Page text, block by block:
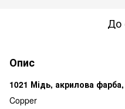
До
Опис
1021 Мідь, акрилова
Copper